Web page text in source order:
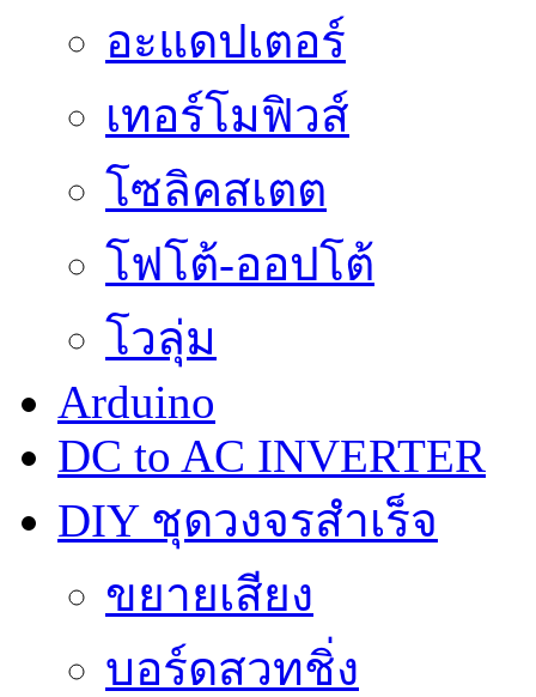
อะแดปเตอร์
เทอร์โมฟิวส์
โซลิคสเตต
โฟโต้-ออปโต้
โวลุ่ม
Arduino
DC to AC INVERTER
DIY ชุดวงจรสำเร็จ
ขยายเสียง
บอร์ดสวทชิ่ง